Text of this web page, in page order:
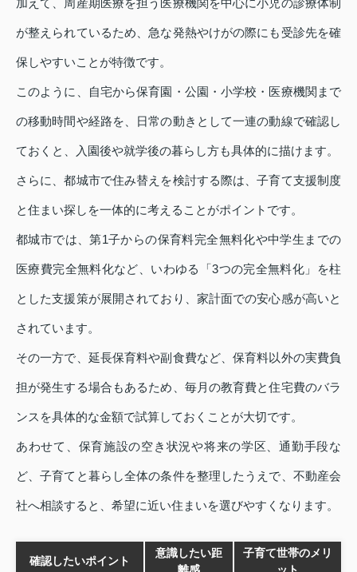
加えて、周産期医療を担う医療機関を中心に小児の診療体制
が整えられているため、急な発熱やけがの際にも受診先を確
保しやすいことが特徴です。
このように、自宅から保育園・公園・小学校・医療機関まで
の移動時間や経路を、日常の動きとして一連の動線で確認し
ておくと、入園後や就学後の暮らし方も具体的に描けます。
さらに、都城市で住み替えを検討する際は、子育て支援制度
と住まい探しを一体的に考えることがポイントです。
都城市では、第1子からの保育料完全無料化や中学生までの
医療費完全無料化など、いわゆる「3つの完全無料化」を柱
とした支援策が展開されており、家計面での安心感が高いと
されています。
その一方で、延長保育料や副食費など、保育料以外の実費負
担が発生する場合もあるため、毎月の教育費と住宅費のバラ
ンスを具体的な金額で試算しておくことが大切です。
あわせて、保育施設の空き状況や将来の学区、通勤手段な
ど、子育てと暮らし全体の条件を整理したうえで、不動産会
社へ相談すると、希望に近い住まいを選びやすくなります。
確認したいポイント
意識したい距
子育て世帯のメリ